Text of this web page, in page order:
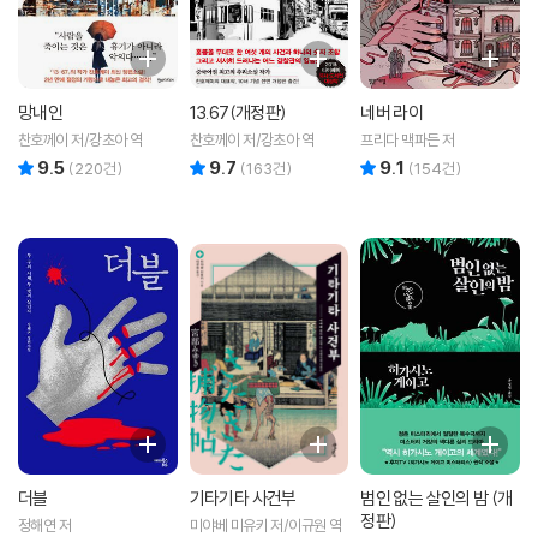
망내인
찬호께이 저/강초아 역
9.5 (220건)
13.67(개정판)
찬호께이 저/강초아 역
9.7 (163건)
네버 라이
프리다 맥파든 저
9.1 (154건)
더블
정해연 저
기타기타 사건부
미야베 미유키 저/이규원 역
범인 없는 살인의 밤 (개
정판)